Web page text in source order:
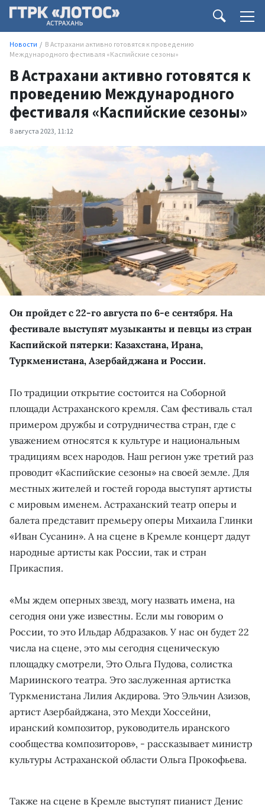
Новости
В Астрахани активно готовятся к проведению
Международного фестиваля «Каспийские сезоны»
В Астрахани активно готовятся к
проведению Международного
фестиваля «Каспийские сезоны»
8 августа 2023, 11:12
Он пройдет с 22-го августа по 6-е сентября. На
фестивале выступят музыканты и певцы из стран
Каспийской пятерки: Казахстана, Ирана,
Туркменистана, Азербайджана и России.
По традиции открытие состоится на Соборной
площади Астраханского кремля. Сам фестиваль стал
примером дружбы и сотрудничества стран, где с
уважением относятся к культуре и национальным
традициям всех народов. Наш регион уже третий раз
проводит «Каспийские сезоны» на своей земле. Для
местных жителей и гостей города выступят артисты
с мировым именем. Астраханский театр оперы и
балета представит премьеру оперы Михаила Глинки
«Иван Сусанин». А на сцене в Кремле концерт дадут
народные артисты как России, так и стран
Прикаспия.
«Мы ждем оперных звезд, могу назвать имена, на
сегодня они уже известны. Если мы говорим о
России, то это Ильдар Абдразаков. У нас он будет 22
числа на сцене, это мы сегодня сценическую
площадку смотрели, Это Ольга Пудова, солистка
Мариинского театра. Это заслуженная артистка
Туркменистана Лилия Акдирова. Это Эльчин Азизов,
артист Азербайджана, это Мехди Хоссейни,
иранский композитор, руководитель иранского
сообщества композиторов», - рассказывает министр
культуры Астраханской области Ольга Прокофьева.
Также на сцене в Кремле выступят пианист Денис